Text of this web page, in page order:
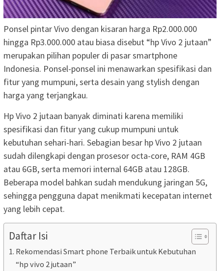
Ponsel pintar Vivo dengan kisaran harga Rp2.000.000
hingga Rp3.000.000 atau biasa disebut “hp Vivo 2 jutaan”
merupakan pilihan populer di pasar smartphone
Indonesia. Ponsel-ponsel ini menawarkan spesifikasi dan
fitur yang mumpuni, serta desain yang stylish dengan
harga yang terjangkau.
Hp Vivo 2 jutaan banyak diminati karena memiliki
spesifikasi dan fitur yang cukup mumpuni untuk
kebutuhan sehari-hari. Sebagian besar hp Vivo 2 jutaan
sudah dilengkapi dengan prosesor octa-core, RAM 4GB
atau 6GB, serta memori internal 64GB atau 128GB.
Beberapa model bahkan sudah mendukung jaringan 5G,
sehingga pengguna dapat menikmati kecepatan internet
yang lebih cepat.
Daftar Isi
Rekomendasi Smart phone Terbaik untuk Kebutuhan
“hp vivo 2 jutaan”